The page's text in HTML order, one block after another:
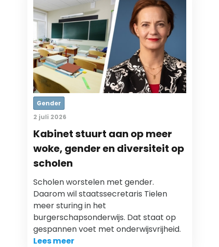
Gender
2 juli 2026
Kabinet stuurt aan op meer
woke, gender en diversiteit op
scholen
Scholen worstelen met gender.
Daarom wil staatssecretaris Tielen
meer sturing in het
burgerschapsonderwijs. Dat staat op
gespannen voet met onderwijsvrijheid.
Lees meer